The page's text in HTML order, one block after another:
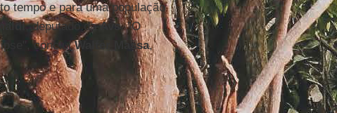
tempo e para uma população
, deputado daAvs. ”O
concluiWalter Massa,